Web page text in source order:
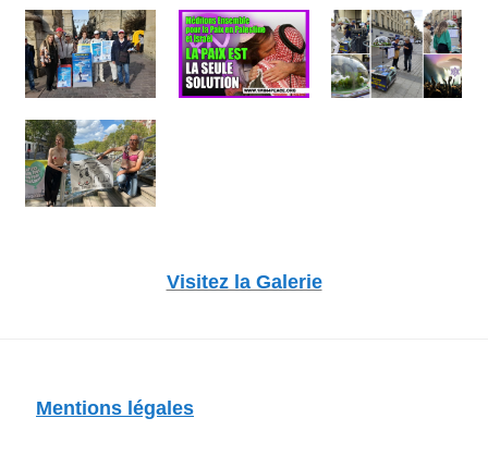
Visitez la Galerie
Mentions légales